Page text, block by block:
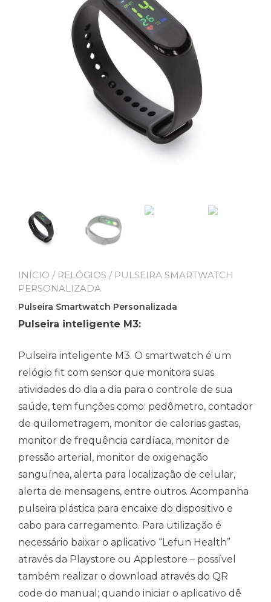
INÍCIO / RELÓGIOS / PULSEIRA SMARTWATCH
PERSONALIZADA
Pulseira Smartwatch Personalizada
Pulseira inteligente M3:
Pulseira inteligente M3. O smartwatch é um
relógio fit com sensor que monitora suas
atividades do dia a dia para o controle de sua
saúde, tem funções como: pedômetro, contador
de quilometragem, monitor de calorias gastas,
monitor de frequência cardíaca, monitor de
pressão arterial, monitor de oxigenação
sanguínea, alerta para localização de celular,
alerta de mensagens, entre outros. Acompanha
pulseira plástica para encaixe do dispositivo e
cabo para carregamento. Para utilização é
necessário baixar o aplicativo “Lefun Health”
através da Playstore ou Applestore – possível
também realizar o download através do QR
code do manual; quando iniciar o aplicativo dê